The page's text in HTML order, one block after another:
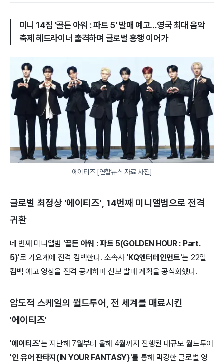
미니 14집 '골든 아워 : 파트 5' 발매 예고…영국 최대 음악
축제 헤드라이너 출격하며 글로벌 흥행 이어가
에이티즈 [연합뉴스 자료 사진]
글로벌 최정상 '에이티즈', 14번째 미니앨범으로 전격
귀환
네 번째 미니앨범 '골든 아워 : 파트 5(GOLDEN HOUR : Part.
5)'로 가요계에 전격 컴백한다. 소속사 'KQ엔터테인먼트'는 22일
컴백 예고 영상을 전격 공개하며 신보 발매 계획을 공식화했다.
압도적 스케일의 월드투어, 전 세계를 매료시킨
'에이티즈'
'에이티즈'는 지난해 7월부터 올해 4월까지 진행된 대규모 월드투어
'인 유어 판타지(IN YOUR FANTASY)'를 통해 막강한 글로벌 영